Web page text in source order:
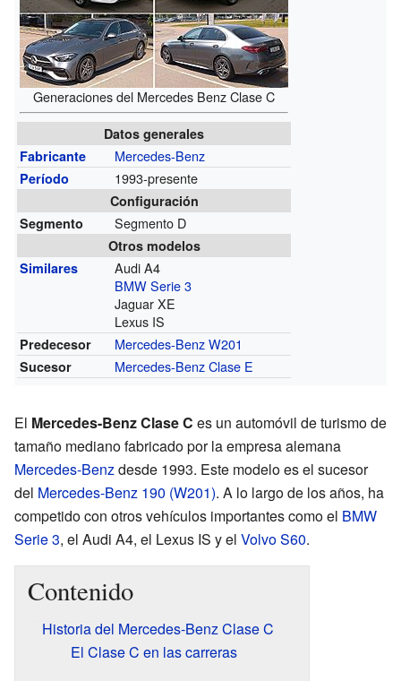
Generaciones del Mercedes Benz Clase C
Datos generales
Fabricante
Mercedes-Benz
Período 1993-presente
Configuración
Segmento
Segmento D
Otros modelos
Similares
Audi A4
BMW Serie 3
Jaguar XE
Lexus IS
Predecesor Mercedes-Benz W201
Sucesor Mercedes-Benz Clase E
El Mercedes-Benz Clase C es un automóvil de turismo de
tamaño mediano fabricado por la empresa alemana
Mercedes-Benzdesde 1993. Este modelo es el sucesor
del Mercedes-Benz 190 (W201). A lo largo de los años, ha
competido con otros vehículos importantes como el BMW
Serie 3, el Audi A4, el Lexus IS y el Volvo S60.
Contenido
Historia del Mercedes-Benz Clase C
El Clase C en las carreras